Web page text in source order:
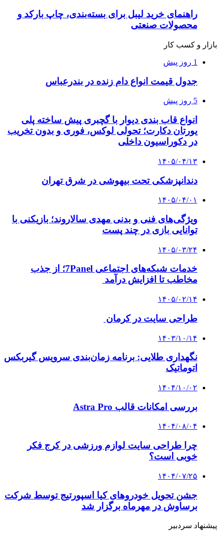
راهنمای خرید لیبل برای بسته‌بندی، چاپ بارکد و
محصولات صنعتی
بازار و کسب کار
1 روز پیش
جدول قیمت انواع دام زنده در بندرعباس
5 روز پیش
انواع قاب بندی دیوار با گچبری پیش ساخته پلی
یورتان دکارت؛ تحولی لوکس، فوری و بدون تخریب
در دکوراسیون داخلی
۱۴۰۵/۰۴/۱۳
دندانپزشکی تحت بیهوشی در شرق تهران
۱۴۰۵/۰۴/۰۱
ویژگی‌های فنی و بدنی مهدی سالاروند؛ بازیکنی با
توانایی بازی در چند پست
۱۴۰۵/۰۳/۲۴
خدمات شبکه‌های اجتماعی 7Panel؛ از جذب
مخاطب تا افزایش درآمد
۱۴۰۵/۰۲/۱۴
طراحی سایت در کرمان
۱۴۰۳/۱۰/۱۴
نگهداری طلایی: برنامه زمان‌بندی سرویس گیربکس
اتوماتیک
۱۴۰۴/۱۰/۰۲
بررسی امکانات قالب Astra Pro
۱۴۰۴/۰۸/۰۴
چرا طراحی سایت لوازم ورزشی در کرج فکر
خوبی است؟
۱۴۰۴/۰۷/۲۵
جشن تحویل خودروهای کیا اسپورتیج توسط شرکت
برساوش در مهرماه برگزار شد
پیشنهاد سردبیر